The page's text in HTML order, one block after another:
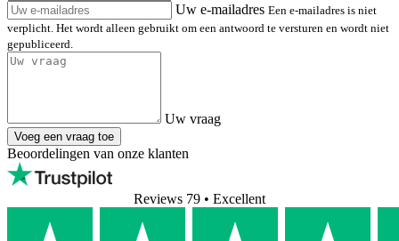
Uw e-mailadres Een e-mailadres is niet
verplicht. Het wordt alleen gebruikt om een antwoord te versturen en wordt niet
gepubliceerd.
Uw vraag
Voeg een vraag toe
Beoordelingen van onze klanten
Reviews 79 • Excellent